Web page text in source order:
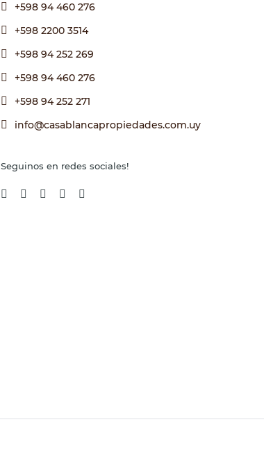
+598 94 460 276
+598 2200 3514
+598 94 252 269
+598 94 460 276
+598 94 252 271
info@casablancapropiedades.com.uy
Seguinos en redes sociales!